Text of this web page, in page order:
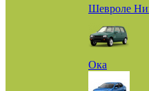
Шевроле
Ока